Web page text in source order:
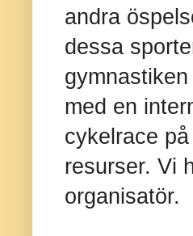
andra
dessa
med en
cykelrace
resurser. Vi
organisatör.